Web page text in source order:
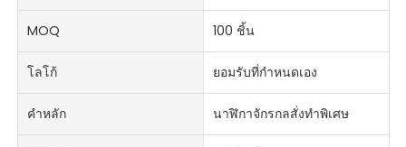
MOQ 100 ชิ้น
โลโก้ ยอมรับที่กำหนดเอง
คำหลัก นาฬิกาจักรกลสั่งทำพิเศษ